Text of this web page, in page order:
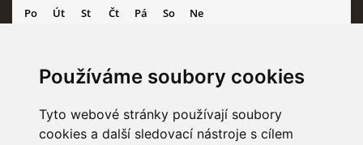
Používáme soubory cookies
Tyto webové stránky používají soubory
cookies a další sledovací nástroje s cílem
Po
Út St Čt Pá So
Ne
11 12 13 14 15
16
18 19 20 21 22
23
25 26 27 28 29 30